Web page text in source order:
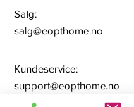
Salg:
salg@eopthome.no
Kundeservice:
support@eopthome.no